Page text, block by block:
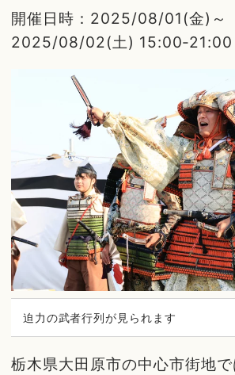
開催日時：2025/08/01(金)～
2025/08/02(土) 15:00-21:00
迫力の武者行列が見られます
栃木県大田原市の中心市街地